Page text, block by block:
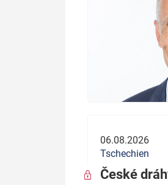
06.08.2026
Tschechien
České